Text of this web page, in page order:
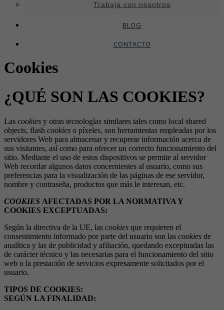
Trabaja con nosotros
BLOG
CONTACTO
Cookies
¿QUÉ SON LAS COOKIES?
Las cookies y otras tecnologías similares tales como local shared
objects, flash cookies o píxeles, son herramientas empleadas por los
servidores Web para almacenar y recuperar información acerca de
sus visitantes, así como para ofrecer un correcto funcionamiento del
sitio. Mediante el uso de estos dispositivos se permite al servidor
Web recordar algunos datos concernientes al usuario, como sus
preferencias para la visualización de las páginas de ese servidor,
nombre y contraseña, productos que más le interesan, etc.
COOKIES AFECTADAS POR LA NORMATIVA Y
COOKIES EXCEPTUADAS:
Según la directiva de la UE, las cookies que requieren el
consentimiento informado por parte del usuario son las cookies de
analítica y las de publicidad y afiliación, quedando exceptuadas las
de carácter técnico y las necesarias para el funcionamiento del sitio
web o la prestación de servicios expresamente solicitados por el
usuario.
TIPOS DE COOKIES:
SEGÚN LA FINALIDAD: